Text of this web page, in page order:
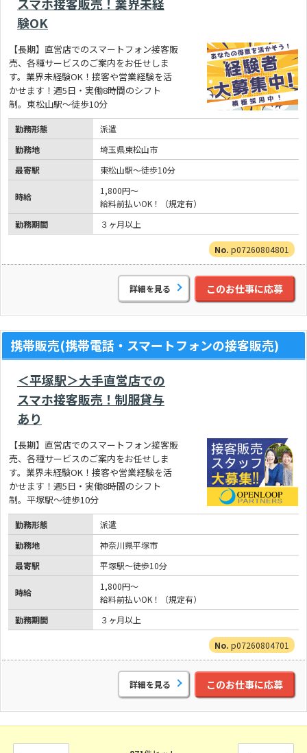
験OK
【長期】直営店でのスマートフォン接客販
売、各種サービスのご案内をお任せしま
す。業界未経験OK！接客や営業経験を活
かせます！週5日・実働8時間のシフト
制。東松山駅～徒歩10分
勤務形態
派遣
勤務地
埼玉県東松山市
最寄駅
東松山駅～徒歩10分
時給
1,800円～
給料前払いOK！（規定有）
勤務期間
３ヶ月以上
p07260804801
詳細を見る このお仕事に応募
携帯販売(携帯電話・スマートフォンの接客販売)
＜平塚駅＞大手直営店での
スマホ接客販売！制服貸与
あり
【長期】直営店でのスマートフォン接客販
売、各種サービスのご案内をお任せしま
す。業界未経験OK！接客や営業経験を活
かせます！週5日・実働8時間のシフト
制。平塚駅～徒歩10分
勤務形態
派遣
勤務地
神奈川県平塚市
最寄駅
平塚駅～徒歩10分
時給
1,800円～
給料前払いOK！（規定有）
勤務期間
３ヶ月以上
p07260804701
詳細を見る このお仕事に応募